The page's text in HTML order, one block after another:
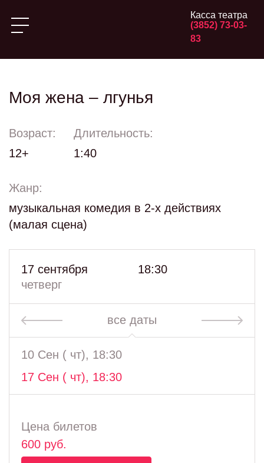
Касса театра
(3852) 73-03-
83
Моя жена – лгунья
Возраст:
12+
Длительность:
1:40
Жанр:
музыкальная комедия в 2-х действиях
(малая сцена)
17 сентября
четверг
18:30
все даты
10 Сен ( чт), 18:30
17 Сен ( чт), 18:30
Цена билетов
600 руб.